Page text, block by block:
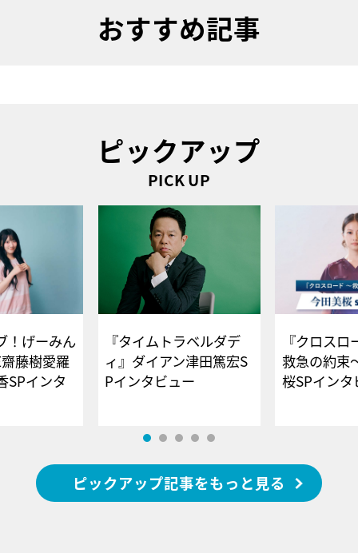
おすすめ記事
ピックアップ
PICK UP
！げーみん
藤樹愛羅
SPインタ
『タイムトラベルダデ
ィ』ダイアン津田篤宏S
Pインタビュー
『クロス
救急の約束
桜SPイ
ピックアップ記事をもっと見る